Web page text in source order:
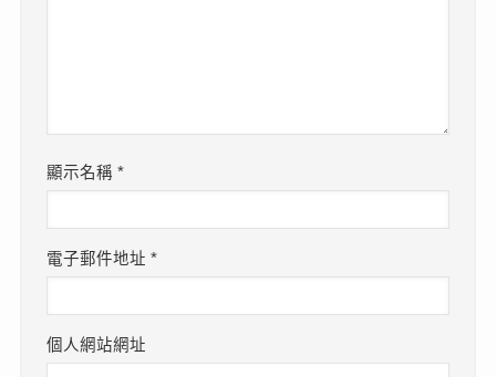
顯示名稱*
電子郵件地址*
個人網站網址